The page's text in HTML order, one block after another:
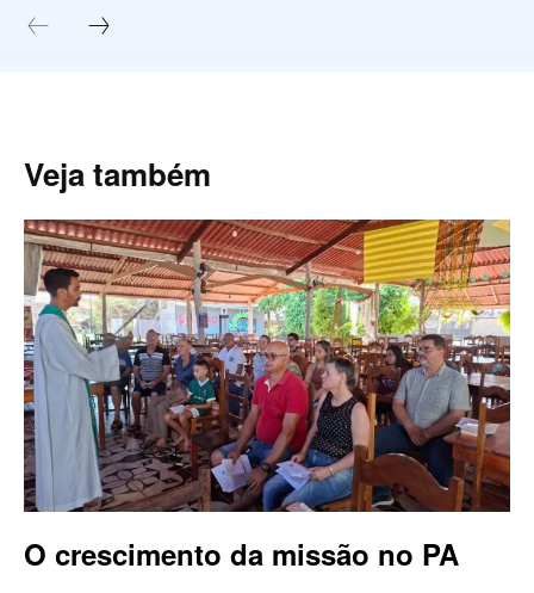
Veja também
O crescimento da missão no PA